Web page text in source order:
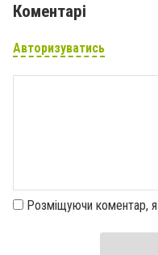
Коментарі
Авторизуватись
Розміщуючи коментар,